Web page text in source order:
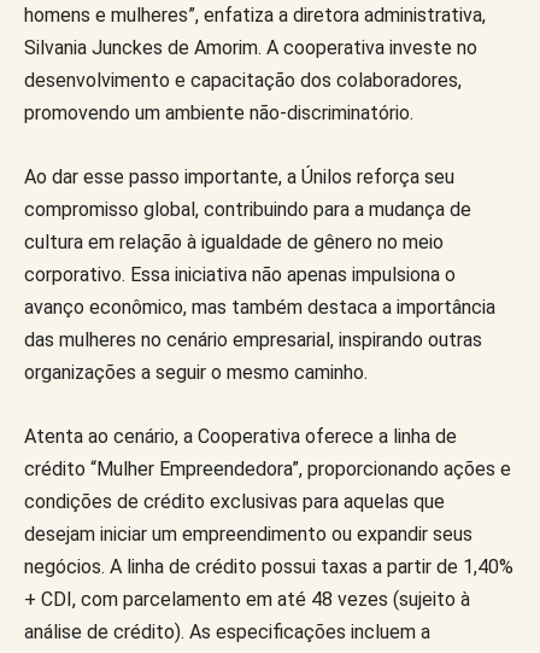
homens e mulheres”, enfatiza a diretora administrativa,
Silvania Junckes de Amorim. A cooperativa investe no
desenvolvimento e capacitação dos colaboradores,
promovendo um ambiente não-discriminatório.
Ao dar esse passo importante, a Únilos reforça seu
compromisso global, contribuindo para a mudança de
cultura em relação à igualdade de gênero no meio
corporativo. Essa iniciativa não apenas impulsiona o
avanço econômico, mas também destaca a importância
das mulheres no cenário empresarial, inspirando outras
organizações a seguir o mesmo caminho.
Atenta ao cenário, a Cooperativa oferece a linha de
crédito “Mulher Empreendedora”, proporcionando ações e
condições de crédito exclusivas para aquelas que
desejam iniciar um empreendimento ou expandir seus
negócios. A linha de crédito possui taxas a partir de 1,40%
+ CDI, com parcelamento em até 48 vezes (sujeito à
análise de crédito). As especificações incluem a